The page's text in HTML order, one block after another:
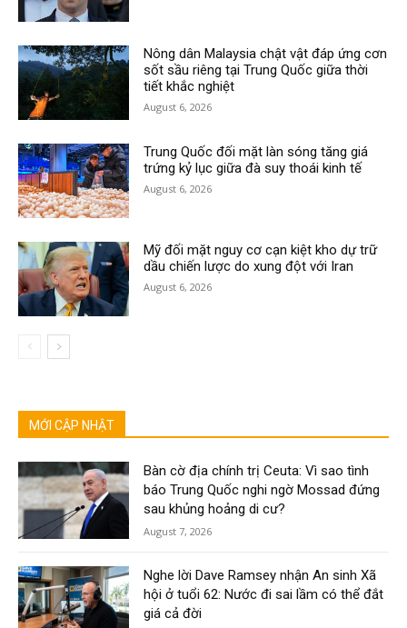
Nông dân Malaysia chật vật đáp ứng cơn
sốt sầu riêng tại Trung Quốc giữa thời
tiết khắc nghiệt
August 6, 2026
Trung Quốc đối mặt làn sóng tăng giá
trứng kỷ lục giữa đà suy thoái kinh tế
August 6, 2026
Mỹ đối mặt nguy cơ cạn kiệt kho dự trữ
dầu chiến lược do xung đột với Iran
August 6, 2026
MỚI CẬP NHẬT
Bàn cờ địa chính trị Ceuta: Vì sao tình
báo Trung Quốc nghi ngờ Mossad đứng
sau khủng hoảng di cư?
August 7, 2026
Nghe lời Dave Ramsey nhận An sinh Xã
hội ở tuổi 62: Nước đi sai lầm có thể đắt
giá cả đời